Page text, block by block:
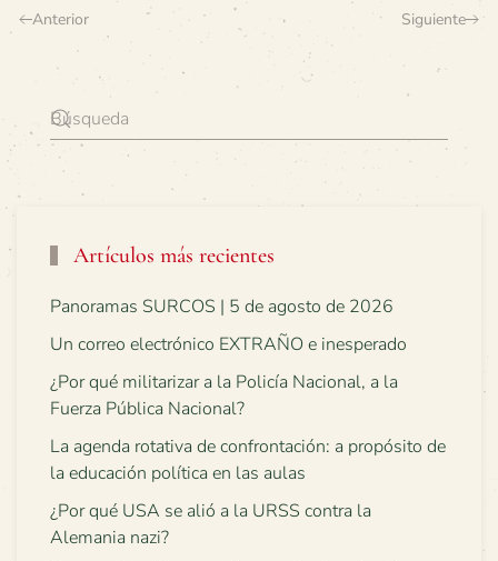
Anterior Siguiente
Artículos más recientes
Panoramas SURCOS | 5 de agosto de 2026
Un correo electrónico EXTRAÑO e inesperado
¿Por qué militarizar a la Policía Nacional, a la
Fuerza Pública Nacional?
La agenda rotativa de confrontación: a propósito de
la educación política en las aulas
¿Por qué USA se alió a la URSS contra la
Alemania nazi?